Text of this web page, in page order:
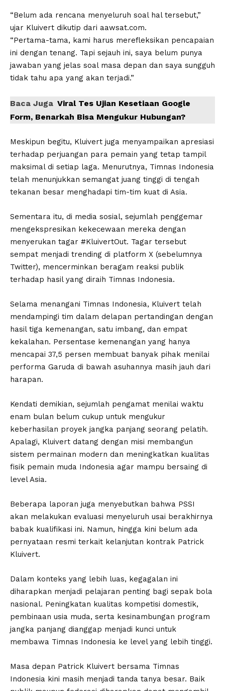
“Belum ada rencana menyeluruh soal hal tersebut,”
ujar Kluivert dikutip dari aawsat.com.
“Pertama-tama, kami harus merefleksikan pencapaian
ini dengan tenang. Tapi sejauh ini, saya belum punya
jawaban yang jelas soal masa depan dan saya sungguh
tidak tahu apa yang akan terjadi.”
Baca Juga Viral Tes Ujian Kesetiaan Google
Form, Benarkah Bisa Mengukur Hubungan?
Meskipun begitu, Kluivert juga menyampaikan apresiasi
terhadap perjuangan para pemain yang tetap tampil
maksimal di setiap laga. Menurutnya, Timnas Indonesia
telah menunjukkan semangat juang tinggi di tengah
tekanan besar menghadapi tim-tim kuat di Asia.
Sementara itu, di media sosial, sejumlah penggemar
mengekspresikan kekecewaan mereka dengan
menyerukan tagar #KluivertOut. Tagar tersebut
sempat menjadi trending di platform X (sebelumnya
Twitter), mencerminkan beragam reaksi publik
terhadap hasil yang diraih Timnas Indonesia.
Selama menangani Timnas Indonesia, Kluivert telah
mendampingi tim dalam delapan pertandingan dengan
hasil tiga kemenangan, satu imbang, dan empat
kekalahan. Persentase kemenangan yang hanya
mencapai 37,5 persen membuat banyak pihak menilai
performa Garuda di bawah asuhannya masih jauh dari
harapan.
Kendati demikian, sejumlah pengamat menilai waktu
enam bulan belum cukup untuk mengukur
keberhasilan proyek jangka panjang seorang pelatih.
Apalagi, Kluivert datang dengan misi membangun
sistem permainan modern dan meningkatkan kualitas
fisik pemain muda Indonesia agar mampu bersaing di
level Asia.
Beberapa laporan juga menyebutkan bahwa PSSI
akan melakukan evaluasi menyeluruh usai berakhirnya
babak kualifikasi ini. Namun, hingga kini belum ada
pernyataan resmi terkait kelanjutan kontrak Patrick
Kluivert.
Dalam konteks yang lebih luas, kegagalan ini
diharapkan menjadi pelajaran penting bagi sepak bola
nasional. Peningkatan kualitas kompetisi domestik,
pembinaan usia muda, serta kesinambungan program
jangka panjang dianggap menjadi kunci untuk
membawa Timnas Indonesia ke level yang lebih tinggi.
Masa depan Patrick Kluivert bersama Timnas
Indonesia kini masih menjadi tanda tanya besar. Baik